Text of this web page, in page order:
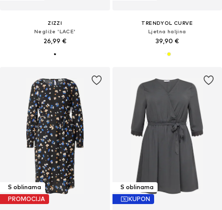
ZIZZI
Negliže 'LACE'
26,99 €
TRENDYOL CURVE
Ljetna haljina
39,90 €
S oblinama
PROMOCIJA
S oblinama
KUPON